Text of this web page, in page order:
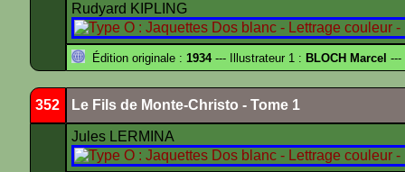
Rudyard KIPLING
Édition originale : 1934--- Illustrateur 1 : BLOCH Marcel ---
352 Le Fils de Monte-Christo - Tome 1
Jules LERMINA